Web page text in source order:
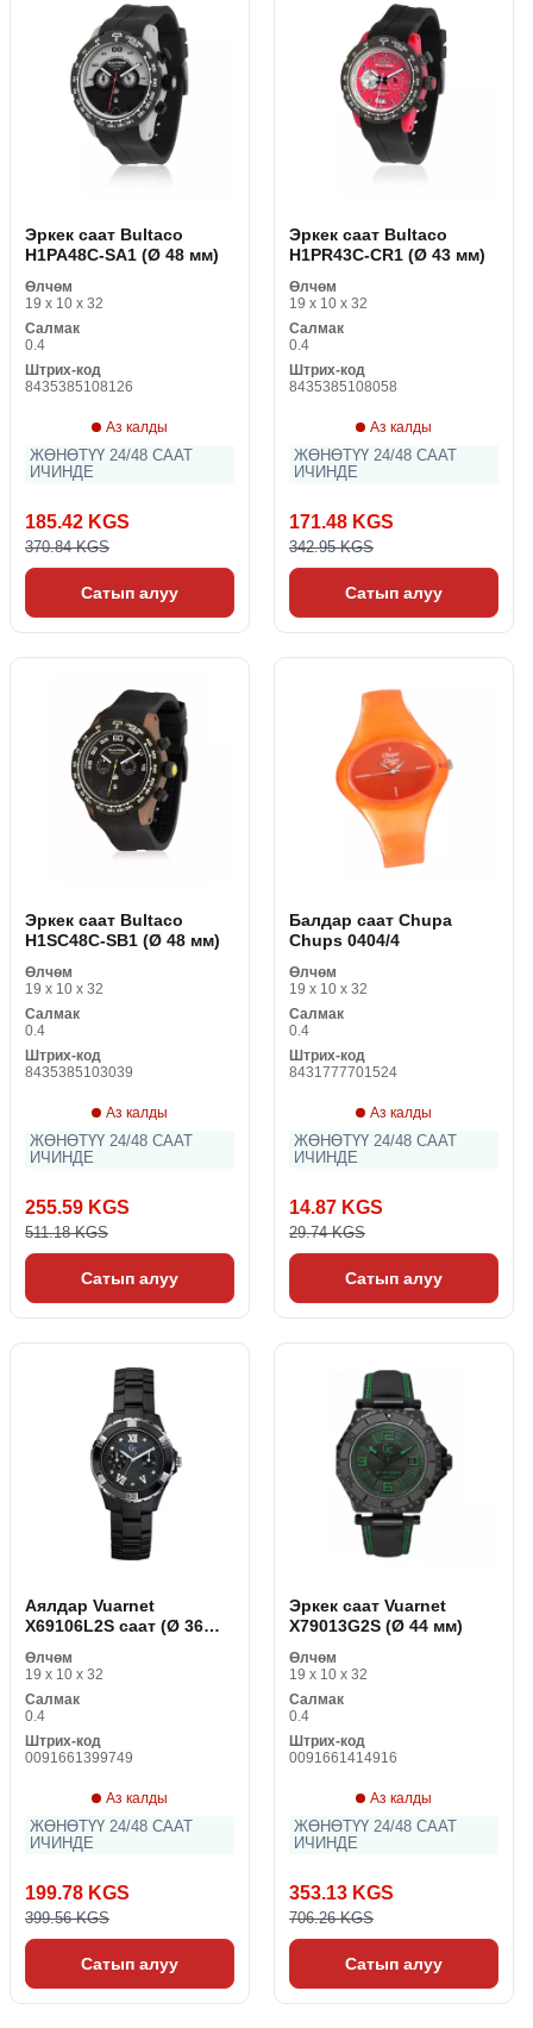
Эркек саат Bultaco
H1PA48C-SA1 (Ø 48 мм)
Өлчөм
19 x 10 x 32
Салмак
0.4
Штрих-код
8435385108126
Аз калды
ЖӨНӨТҮҮ 24/48 СААТ
ИЧИНДЕ
185.42 KGS
370.84 KGS
Сатып алуу
Эркек саат Bultaco
H1PR43C-CR1 (Ø 43 мм)
Өлчөм
19 x 10 x 32
Салмак
0.4
Штрих-код
8435385108058
Аз калды
ЖӨНӨТҮҮ 24/48 СААТ
ИЧИНДЕ
171.48 KGS
342.95 KGS
Сатып алуу
Эркек саат Bultaco
H1SC48C-SB1 (Ø 48 мм)
Өлчөм
19 x 10 x 32
Салмак
0.4
Штрих-код
8435385103039
Аз калды
ЖӨНӨТҮҮ 24/48 СААТ
ИЧИНДЕ
255.59 KGS
511.18 KGS
Сатып алуу
Балдар саат Chupa
Chups 0404/4
Өлчөм
19 x 10 x 32
Салмак
0.4
Штрих-код
8431777701524
Аз калды
ЖӨНӨТҮҮ 24/48 СААТ
ИЧИНДЕ
14.87 KGS
29.74 KGS
Сатып алуу
Аялдар Vuarnet
X69106L2S саат (Ø 36
Өлчөм
19 x 10 x 32
Салмак
0.4
Штрих-код
0091661399749
Аз калды
ЖӨНӨТҮҮ 24/48 СААТ
ИЧИНДЕ
199.78 KGS
399.56 KGS
Сатып алуу
Эркек саат Vuarnet
X79013G2S (Ø 44 мм)
Өлчөм
19 x 10 x 32
Салмак
0.4
Штрих-код
0091661414916
Аз калды
ЖӨНӨТҮҮ 24/48 СААТ
ИЧИНДЕ
353.13 KGS
706.26 KGS
Сатып алуу